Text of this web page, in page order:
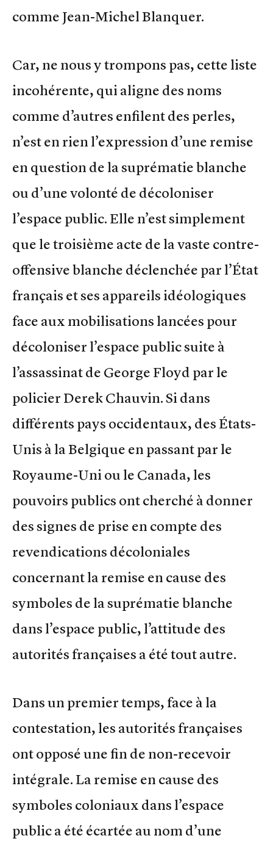
comme Jean-Michel Blanquer.
Car, ne nous y trompons pas, cette liste
incohérente, qui aligne des noms
comme d’autres enfilent des perles,
n’est en rien l’expression d’une remise
en question de la suprématie blanche
ou d’une volonté de décoloniser
l’espace public. Elle n’est simplement
que le troisième acte de la vaste contre-
offensive blanche déclenchée par l’État
français et ses appareils idéologiques
face aux mobilisations lancées pour
décoloniser l’espace public suite à
l’assassinat de George Floyd par le
policier Derek Chauvin. Si dans
différents pays occidentaux, des États-
Unis à la Belgique en passant par le
Royaume-Uni ou le Canada, les
pouvoirs publics ont cherché à donner
des signes de prise en compte des
revendications décoloniales
concernant la remise en cause des
symboles de la suprématie blanche
dans l’espace public, l’attitude des
autorités françaises a été tout autre.
Dans un premier temps, face à la
contestation, les autorités françaises
ont opposé une fin de non-recevoir
intégrale. La remise en cause des
symboles coloniaux dans l’espace
public a été écartée au nom d’une